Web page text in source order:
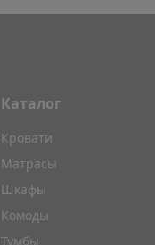
Каталог
Кровати
Матрасы
Шкафы
Комоды
Тумбы